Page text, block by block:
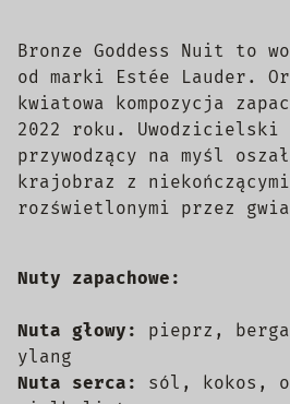
Bronze Goddess Nuit to
od marki Estée Lauder.
kwiatowa kompozycja
2022 roku. Uwodzicielski
przywodzący na myśl
krajobraz z
rozświetlonymi przez
Nuty zapachowe:
Nuta głowy: pieprz,
ylang
Nuta serca: sól, kokos,